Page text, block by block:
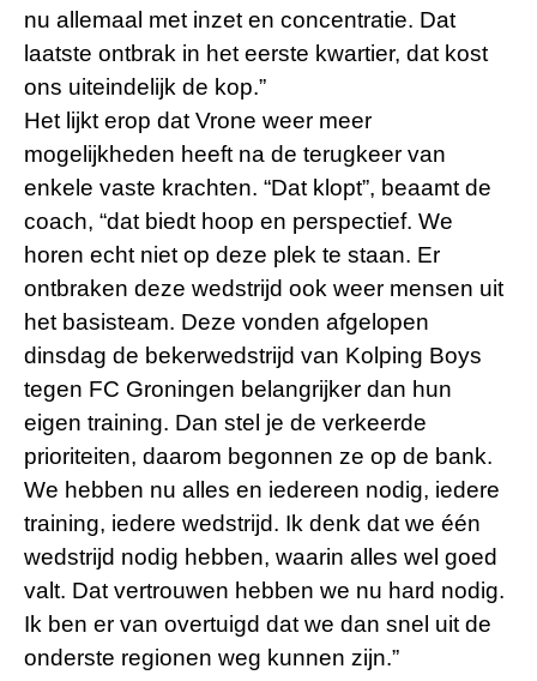
nu allemaal met inzet en concentratie. Dat
laatste ontbrak in het eerste kwartier, dat kost
ons uiteindelijk de kop.”
Het lijkt erop dat Vrone weer meer
mogelijkheden heeft na de terugkeer van
enkele vaste krachten. “Dat klopt”, beaamt de
coach, “dat biedt hoop en perspectief. We
horen echt niet op deze plek te staan. Er
ontbraken deze wedstrijd ook weer mensen uit
het basisteam. Deze vonden afgelopen
dinsdag de bekerwedstrijd van Kolping Boys
tegen FC Groningen belangrijker dan hun
eigen training. Dan stel je de verkeerde
prioriteiten, daarom begonnen ze op de bank.
We hebben nu alles en iedereen nodig, iedere
training, iedere wedstrijd. Ik denk dat we één
wedstrijd nodig hebben, waarin alles wel goed
valt. Dat vertrouwen hebben we nu hard nodig.
Ik ben er van overtuigd dat we dan snel uit de
onderste regionen weg kunnen zijn.”